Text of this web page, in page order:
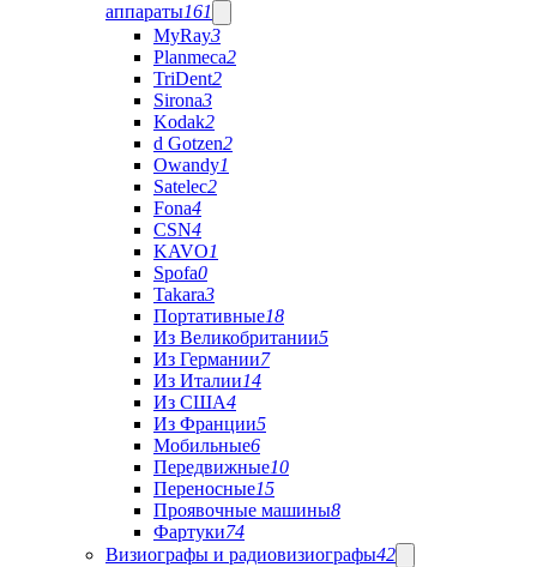
аппараты161
MyRay3
Planmeca2
TriDent2
Sirona3
Kodak2
d Gotzen2
Owandy1
Satelec2
Fona4
CSN4
KAVO1
Spofa0
Takara3
Портативные18
Из Великобритании5
Из Германии7
Из Италии14
Из США4
Из Франции5
Мобильные6
Передвижные10
Переносные15
Проявочные машины8
Фартуки74
Визиографы и радиовизиографы42